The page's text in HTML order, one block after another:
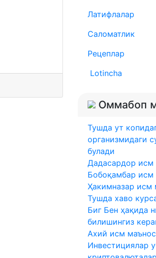
Латифлалар
Саломатлик
Рецеплар
Lotincha
Оммабоп
Тушда ут
организмидаги
булади
Дадасардор исм
Бобоқамбар исм
Ҳакимназар исм
Тушда хаво
Биг Бен ҳақида
билишингиз
Ахий исм
Инвестициялар